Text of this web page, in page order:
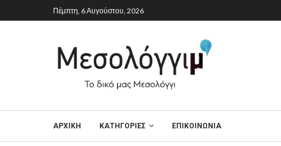
Πέμπτη, 6 Αυγούστου, 2026
ΑΡΧΙΚΉ ΚΑΤΗΓΟΡΙΕΣ ΕΠΙΚΟΙΝΩΝΙΑ